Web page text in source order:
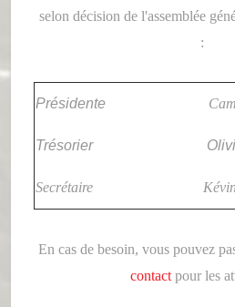
selon décision de l'assemblée
:
Présidente
Trésorier
Secrétaire
En cas de besoin, vous pouvez
contact pour les